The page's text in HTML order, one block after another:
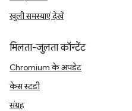
खुली समस्याएं देखें
मिलता-जुलता कॉन्टेंट
Chromium के अपडेट
केस स्टडी
संग्रह